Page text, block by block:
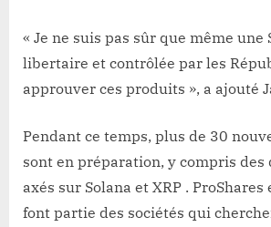
« Je ne suis pas sûr que même une
libertaire et contrôlée par les
approuver ces produits », a ajouté
Pendant ce temps, plus de 30
sont en préparation, y compris des
axés sur Solana et XRP . ProShares
font partie des sociétés qui